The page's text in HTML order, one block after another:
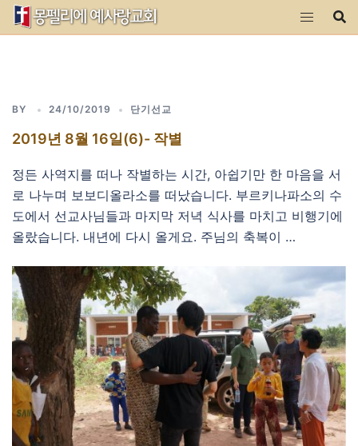
Skip
BY 24/10/2019 단기선교
2019년 8월 16일(6)- 작별
정든 사역지를 떠나 작별하는 시간, 아쉽기만 한 마음을 서
로 나누며 보보디올라소를 떠났습니다. 부르키나파소의 수
도에서 선교사님들과 마지막 저녁 식사를 마치고 비행기에
올랐습니다. 내년에 다시 올게요. 주님의 축복이 …